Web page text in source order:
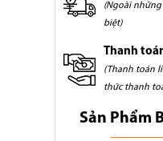
(Ngoài những
biệt)
Thanh
(Thanh toán
thức thanh
Sản Phẩm